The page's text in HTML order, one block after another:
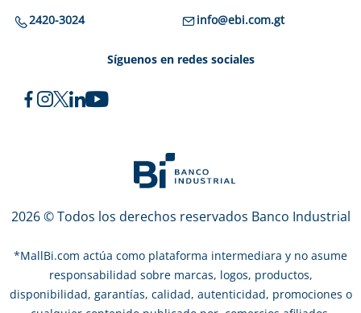
2420-3024 info@ebi.com.gt
Síguenos en redes sociales
2026 © Todos los derechos reservados Banco Industrial
*MallBi.com actúa como plataforma intermediara y no asume
responsabilidad sobre marcas, logos, productos,
disponibilidad, garantías, calidad, autenticidad, promociones o